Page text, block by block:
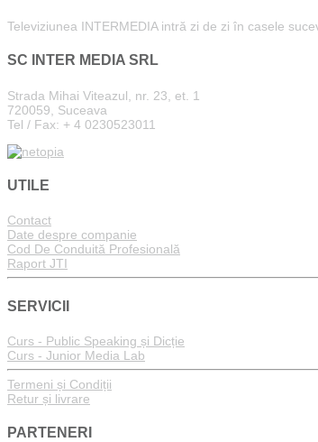
Televiziunea INTERMEDIA intră zi de zi în casele
SC INTER MEDIA SRL
Strada Mihai Viteazul, nr. 23, et. 1
720059, Suceava
Tel / Fax: + 4 0230523011
UTILE
Contact
Date despre companie
Cod De Conduită Profesională
Raport JTI
SERVICII
Curs - Public Speaking și Dicție
Curs - Junior Media Lab
Termeni și Condiții
Retur și livrare
PARTENERI